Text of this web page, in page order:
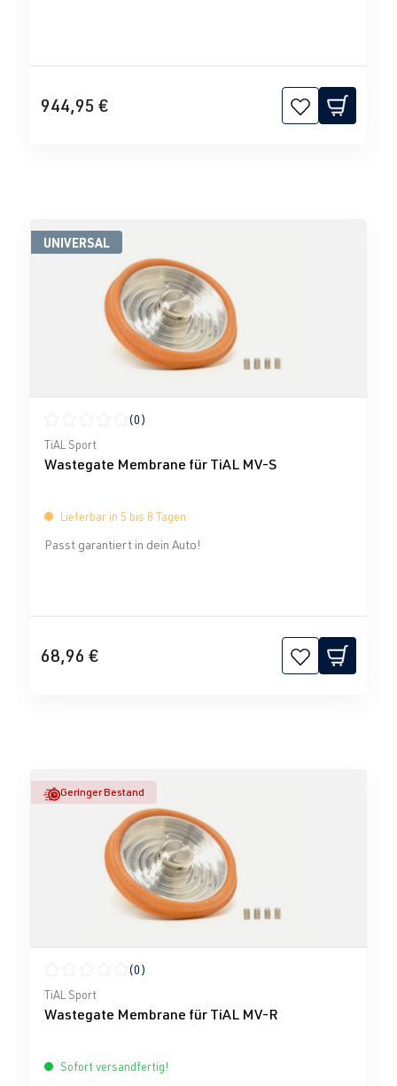
944,95 €
UNIVERSAL
Durchschnittliche Bewertung von 0 von 5 Sternen
(0)
TiAL Sport
Wastegate Membrane für TiAL MV-S
Lieferbar in 5 bis 8 Tagen
Passt garantiert in dein Auto!
68,96 €
Geringer Bestand
Durchschnittliche Bewertung von 0 von 5 Sternen
(0)
TiAL Sport
Wastegate Membrane für TiAL MV-R
Sofort versandfertig!